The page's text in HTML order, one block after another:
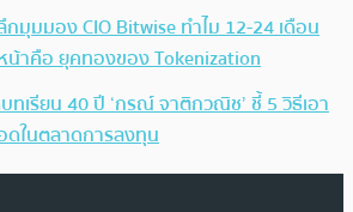
กมุมมอง CIO Bitwise ทำไม 12-24 เดือน
น้าคือ ยุคทองของ Tokenization
ทเรียน 40 ปี ‘กรณ์ จาติกวณิช’ ชี้ 5 วิธีเอา
ดในตลาดการลงทุน